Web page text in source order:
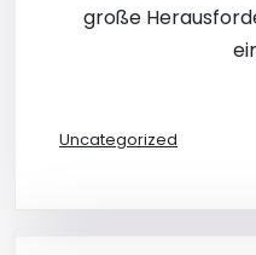
große
Uncategorized